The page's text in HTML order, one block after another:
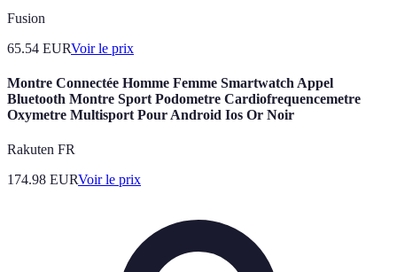
Fusion
65.54 EURVoir le prix
Montre Connectée Homme Femme Smartwatch Appel
Bluetooth Montre Sport Podometre Cardiofrequencemetre
Oxymetre Multisport Pour Android Ios Or Noir
Rakuten FR
174.98 EURVoir le prix